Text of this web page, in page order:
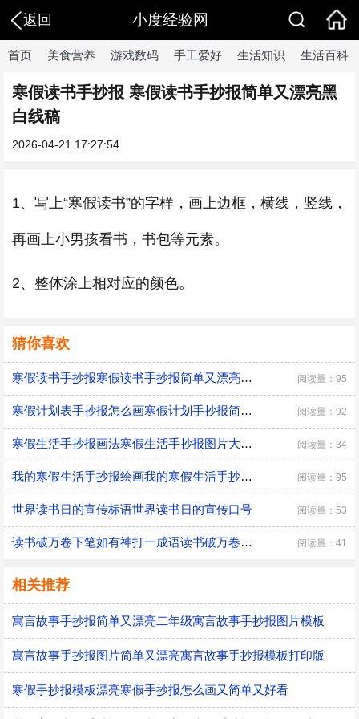
返回 小度经验网
首页 美食营养 游戏数码 手工爱好 生活知识 生活百科
寒假读书手抄报 寒假读书手抄报简单又漂亮黑
白线稿
2026-04-21 17:27:54
1、写上“寒假读书”的字样，画上边框，横线，竖线，
再画上小男孩看书，书包等元素。
2、整体涂上相对应的颜色。
猜你喜欢
寒假读书手抄报寒假读书手抄报简单又漂亮黑白线稿 阅读量：95
寒假计划表手抄报怎么画寒假计划手抄报简单又漂亮黑白线稿 阅读量：92
寒假生活手抄报画法寒假生活手抄报图片大全黑白线稿 阅读量：34
我的寒假生活手抄报绘画我的寒假生活手抄报简单又好看黑白线稿 阅读量：95
世界读书日的宣传标语世界读书日的宣传口号 阅读量：53
读书破万卷下笔如有神打一成语读书破万卷下笔如有神打一成语是什么成语 阅读量：41
相关推荐
寓言故事手抄报简单又漂亮二年级寓言故事手抄报图片模板
寓言故事手抄报图片简单又漂亮寓言故事手抄报模板打印版
寒假手抄报模板漂亮寒假手抄报怎么画又简单又好看